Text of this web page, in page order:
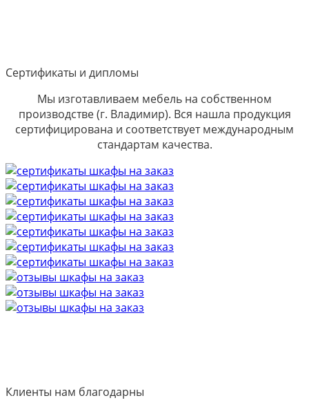
Сертификаты и дипломы
Мы изготавливаем мебель на собственном
производстве (г. Владимир). Вся нашла продукция
сертифицирована и соответствует международным
стандартам качества.
Клиенты нам благодарны